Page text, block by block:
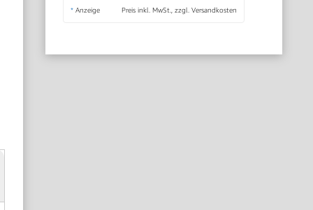
* Anzeige Preis inkl. MwSt., zzgl. Versandkosten